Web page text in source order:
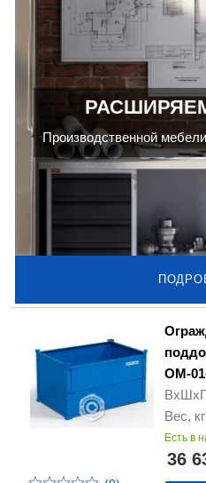
Производственной
ОМ-
Вес,
Есть в
36